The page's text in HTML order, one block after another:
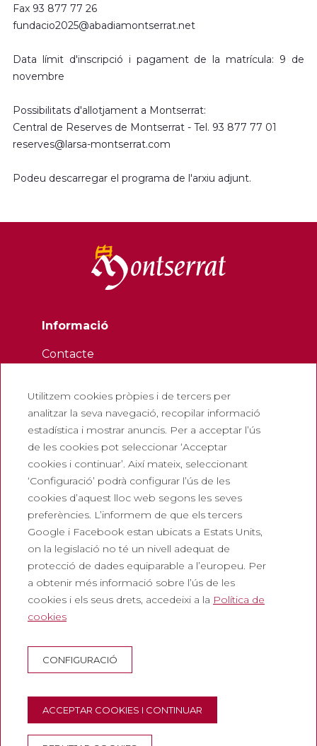
Fax 93 877 77 26
fundacio2025@abadiamontserrat.net
Data límit d'inscripció i pagament de la matrícula: 9 de
novembre
Possibilitats d'allotjament a Montserrat:
Central de Reserves de Montserrat - Tel. 93 877 77 01
reserves@larsa-montserrat.com
Podeu descarregar el programa de l'arxiu adjunt.
Informació
Contacte
Treballa amb nosaltres
Preguntes freqüents
Entrada turística
Política de privadesa
Política de Xarxes Socials
Canal de denúncies
Corporatiu
Abadia de Montserrat
Escolania de Montserrat
Museu de Montserrat
Utilitzem cookies pròpies i de tercers per
analitzar la seva navegació, recopilar informació
estadística i mostrar anuncis. Per a acceptar l’ús
de les cookies pot seleccionar ‘Acceptar
cookies i continuar’. Així mateix, seleccionant
‘Configuració’ podrà configurar l’ús de les
cookies d’aquest lloc web segons les seves
preferències. L’informem de que els tercers
Google i Facebook estan ubicats a Estats Units,
on la legislació no té un nivell adequat de
protecció de dades equiparable a l’europeu. Per
a obtenir més informació sobre l’ús de les
cookies i els seus drets, accedeixi a la Política de
cookies
CONFIGURACIÓ
ACCEPTAR COOKIES I CONTINUAR